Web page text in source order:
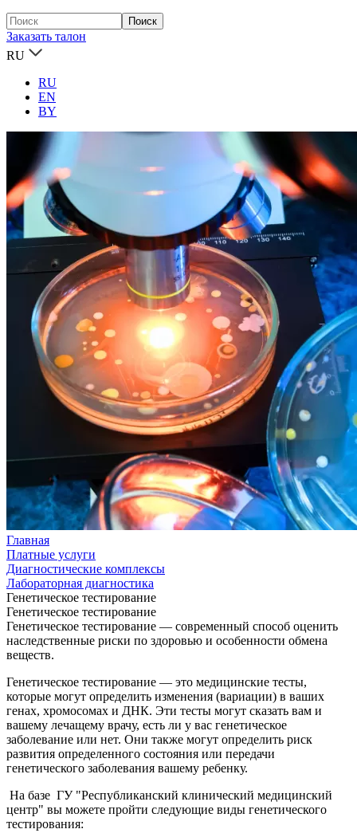
Заказать талон
RU
RU
EN
BY
Главная
Платные услуги
Диагностические комплексы
Лабораторная диагностика
Генетическое тестирование
Генетическое тестирование
Генетическое тестирование — современный способ оценить
наследственные риски по здоровью и особенности обмена
веществ.
Генетическое тестирование — это медицинские тесты,
которые могут определить изменения (вариации) в ваших
генах, хромосомах и ДНК. Эти тесты могут сказать вам и
вашему лечащему врачу, есть ли у вас генетическое
заболевание или нет. Они также могут определить риск
развития определенного состояния или передачи
генетического заболевания вашему ребенку.
На базе ГУ "Республиканский клинический медицинский
центр" вы можете пройти следующие виды генетического
тестирования: